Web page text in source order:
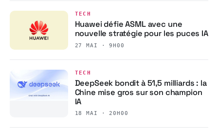
TECH
Huawei défie ASML avec une
nouvelle stratégie pour les puces IA
27 MAI · 9H00
TECH
DeepSeek bondit à 51,5 milliards : la
Chine mise gros sur son champion
IA
18 MAI · 20H00